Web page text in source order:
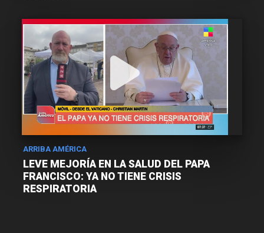
ARRIBA AMÉRICA
LEVE MEJORÍA EN LA SALUD DEL PAPA
FRANCISCO: YA NO TIENE CRISIS
RESPIRATORIA